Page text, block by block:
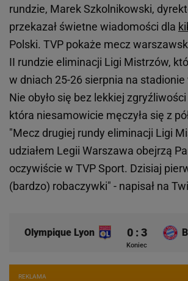
rundzie, Marek Szkolnikowski,
przekazał świetne wiadomości dla
Polski. TVP pokaże mecz
II rundzie eliminacji Ligi Mistrzów,
w dniach 25-26 sierpnia na
Nie obyło się bez lekkiej
która niesamowicie męczyła się z
"Mecz drugiej rundy eliminacji Ligi
udziałem Legii Warszawa obejrzą
oczywiście w TVP Sport. Dzisiaj
(bardzo) robaczywki" - napisał na
Olympique Lyon 0 : 3
Koniec
REKLAMA